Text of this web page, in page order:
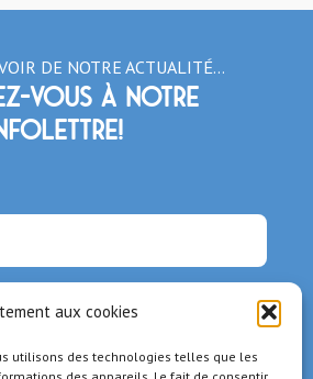
aux cookies
utilisons des technologies telles que les
DE NOTRE ACTUALITÉ…
vous à notre